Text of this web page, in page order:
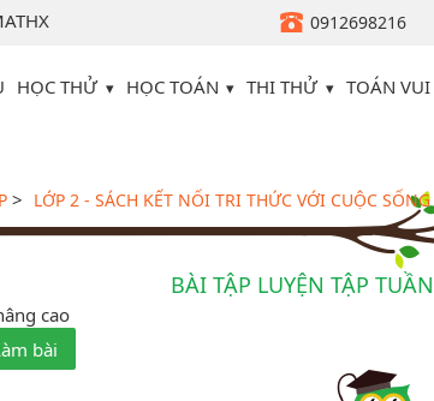
0912698216
HỌC THỬ HỌC TOÁN THI THỬ TOÁN VUI
> LỚP 2 - SÁCH KẾT NỐI TRI THỨC VỚI CUỘC SỐNG
BÀI TẬP LUYỆN TẬP
cao
bài